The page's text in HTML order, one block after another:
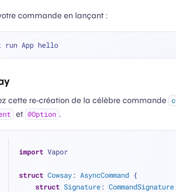
commande en lançant :
swift run App hello
cette re-création de la célèbre commande
et @Option .
import Vapor
struct Cowsay: AsyncCommand {
struct Signature: CommandSignature